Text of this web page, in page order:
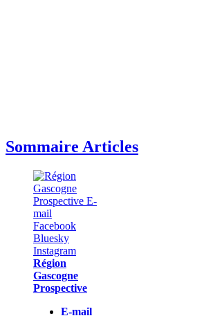
Sommaire Articles
Région
Gascogne
Prospective
E-mail